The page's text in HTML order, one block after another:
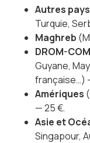
Autres
Turquie,
Maghreb
DROM-COM
Guyane,
française…)
Amériques
— 25 €.
Asie et
Singapour,